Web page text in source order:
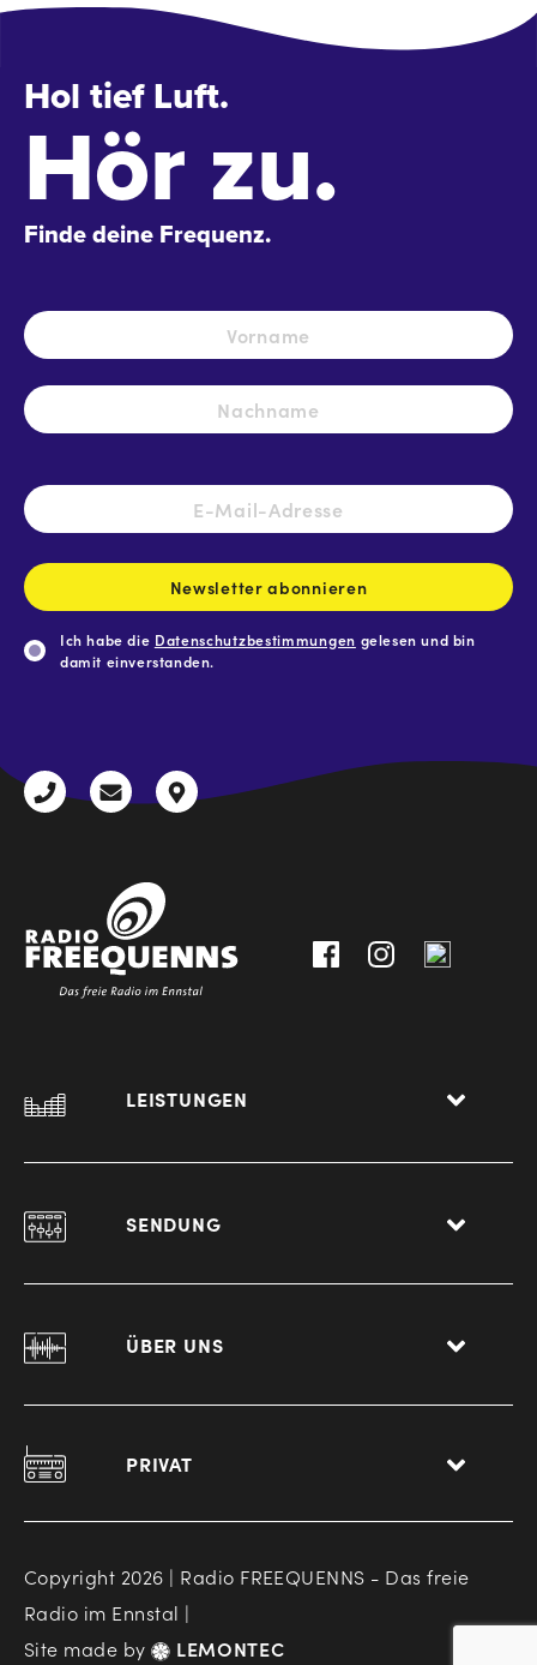
Hol tief Luft.
Hör zu.
Finde deine Frequenz.
Name *
E-
Mail-
Newsletter abonnieren
Ich habe die Datenschutzbestimmungen gelesen und bin
damit einverstanden.
+43
radio@freequenns.at
Kulturhausstraße
LEISTUNGEN
SENDUNG
ÜBER UNS
PRIVAT
Copyright 2026 | Radio FREEQUENNS - Das freie
Radio im Ennstal |
Site made by
LEMONTEC